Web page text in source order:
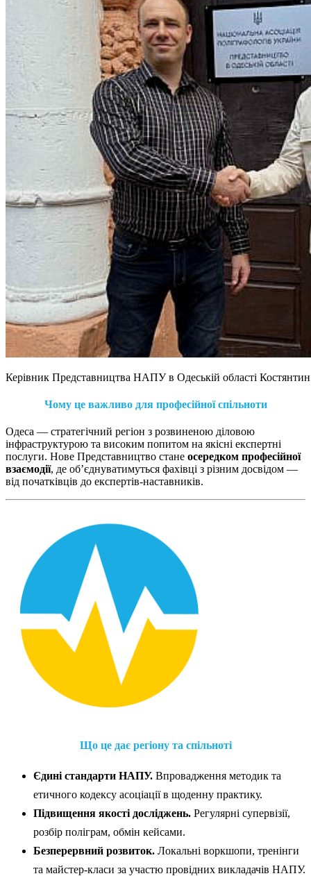
Керівник Представництва НАПУ в Одеській області
Чому це важливо для професійної спільноти
Одеса — стратегічний регіон з розвиненою діловою
інфраструктурою та високим попитом на якісні експертні
послуги. Нове Представництво стане осередком професійної
взаємодії, де об’єднуватимуться фахівці з різним досвідом —
від початківців до експертів-наставників.
Що це дає регіону та спільноті
Єдині стандарти НАПУ. Впровадження методик та
етичного кодексу асоціації в щоденну практику.
Підвищення якості досліджень. Регулярні супервізії,
розбір поліграм, обмін кейсами.
Безперервний розвиток. Локальні воркшопи, тренінги
та майстер-класи за участю провідних викладачів НАПУ.